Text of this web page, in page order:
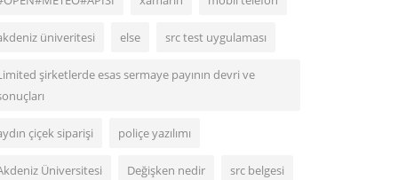
üniveritesi else src test uygulaması
şirketlerde esas sermaye payının devri ve
çiçek siparişi poliçe yazılımı
Üniversitesi Değişken nedir src belgesi